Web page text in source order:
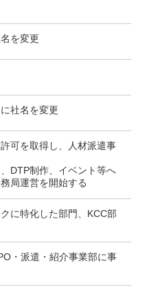
を変更
社名を変更
可を取得し、人材派遣事
DTP制作、イベント等へ
局運営を開始する
に特化した部門、KCC部
・派遣・紹介事業部に事